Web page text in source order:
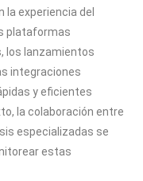
experiencia del
plataformas
los lanzamientos
integraciones
y eficientes
la colaboración entre
especializadas se
estas